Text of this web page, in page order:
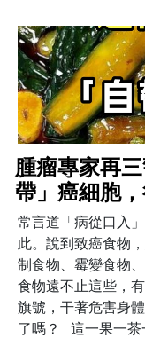
腫瘤專家再
帶」癌細胞
常言道「病從口入
此。說到致癌食物
制食物、霉變食物
食物遠不止這些，
旗號，干著危害身
了嗎？ 這一果一茶